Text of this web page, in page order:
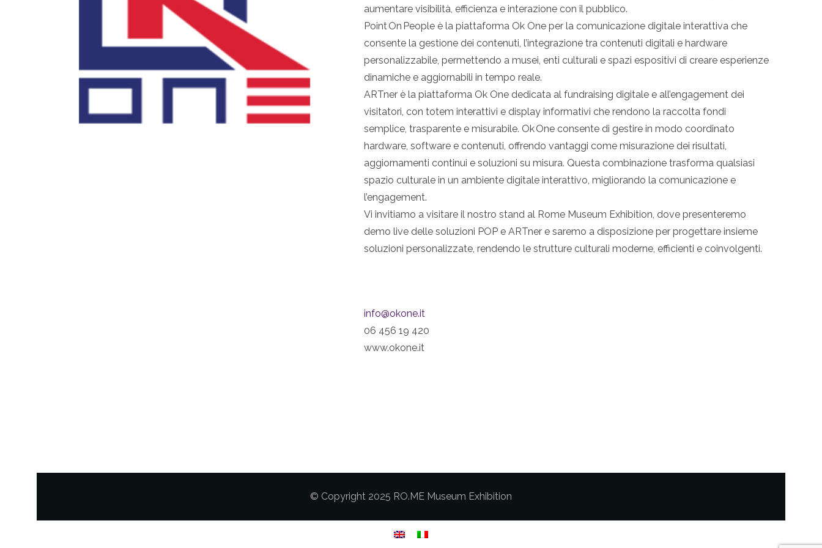
aumentare visibilità, efficienza e interazione con il pubblico.
Point On People è la piattaforma Ok One per la comunicazione digitale interattiva che
consente la gestione dei contenuti, l’integrazione tra contenuti digitali e hardware
personalizzabile, permettendo a musei, enti culturali e spazi espositivi di creare esperienze
dinamiche e aggiornabili in tempo reale.
ARTner è la piattaforma Ok One dedicata al fundraising digitale e all’engagement dei
visitatori, con totem interattivi e display informativi che rendono la raccolta fondi
semplice, trasparente e misurabile. Ok One consente di gestire in modo coordinato
hardware, software e contenuti, offrendo vantaggi come misurazione dei risultati,
aggiornamenti continui e soluzioni su misura. Questa combinazione trasforma qualsiasi
spazio culturale in un ambiente digitale interattivo, migliorando la comunicazione e
l’engagement.
Vi invitiamo a visitare il nostro stand al Rome Museum Exhibition, dove presenteremo
demo live delle soluzioni POP e ARTner e saremo a disposizione per progettare insieme
soluzioni personalizzate, rendendo le strutture culturali moderne, efficienti e coinvolgenti.
info@okone.it
06 456 19 420
www.okone.it
© Copyright 2025 RO.ME Museum Exhibition